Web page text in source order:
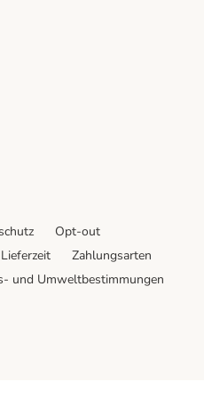
Opt-out
Zahlungsarten
und Umweltbestimmungen